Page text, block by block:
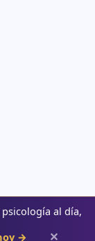
al día,
→ ✕